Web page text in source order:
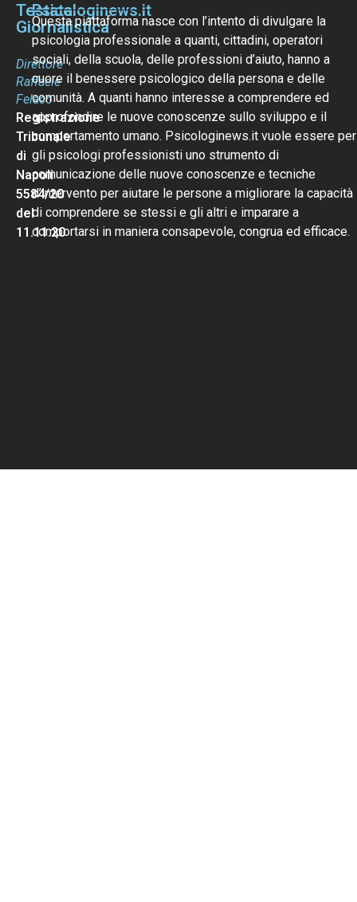
Testata
Giornalistica
Direttore
Raffaele
Felaco
Registrazione
Tribunale
di
Napoli
5584/20
del
11.11.20
Psicologinews.it
Questa piattaforma nasce con l’intento di divulgare la
psicologia professionale a quanti, cittadini, operatori
sociali, della scuola, delle professioni d’aiuto, hanno a
cuore il benessere psicologico della persona e delle
comunità. A quanti hanno interesse a comprendere ed
approfondire le nuove conoscenze sullo sviluppo e il
comportamento umano. Psicologinews.it vuole essere per
gli psicologi professionisti uno strumento di
comunicazione delle nuove conoscenze e tecniche
d’intervento per aiutare le persone a migliorare la capacità
di comprendere se stessi e gli altri e imparare a
comportarsi in maniera consapevole, congrua ed efficace.